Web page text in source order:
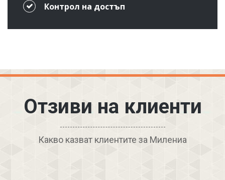
Контрол на достъп
Отзиви на клиенти
Какво казват клиентите за Милениа